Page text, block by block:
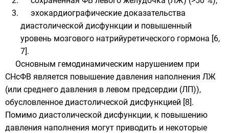
эхокардиографические доказательства
диастолической дисфункции и повышенный
уровень мозгового натрийуретического гормона [6,
7].
Основным гемодинамическим нарушением при
СНсФВ является повышение давления наполнения ЛЖ
(или среднего давления в левом предсердии (ЛП)),
обусловленное диастолической дисфункцией [8].
Помимо диастолической дисфункции, к повышению
давления наполнения могут приводить и некоторые